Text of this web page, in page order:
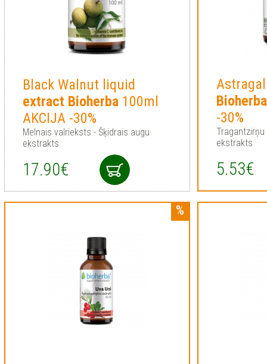
Black Walnut liquid
extract Bioherba100ml
AKCIJA -30%
Melnais valrieksts - Šķidrais augu
ekstrakts
17.90€
Bioherba
-30%
ekstrakts
5.53€